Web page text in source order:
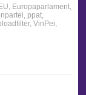
EU, Europaparlament,
, ppat,
, VinPei,